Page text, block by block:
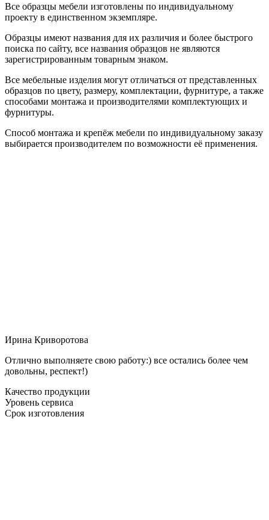
Все образцы мебели изготовлены по индивидуальному
проекту в единственном экземпляре.
Образцы имеют названия для их различия и более быстрого
поиска по сайту, все названия образцов не являются
зарегистрированным товарным знаком.
Все мебельные изделия могут отличаться от представленных
образцов по цвету, размеру, комплектации, фурнитуре, а также
способами монтажа и производителями комплектующих и
фурнитуры.
Способ монтажа и крепёж мебели по индивидуальному заказу
выбирается производителем по возможности её применения.
Ирина Криворотова
Отлично выполняете свою работу:) все остались более чем
довольны, респект!)
Качество продукции
Уровень сервиса
Срок изготовления